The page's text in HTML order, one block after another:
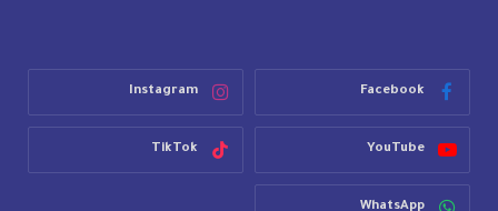
Facebook
Instagram
YouTube
TikTok
WhatsApp